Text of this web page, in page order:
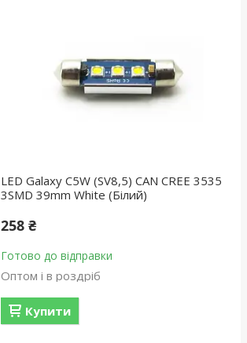
LED Galaxy C5W (SV8,5) CAN CREE 3535
3SMD 39mm White (Білий)
258 ₴
Готово до відправки
Оптом і в роздріб
Купити